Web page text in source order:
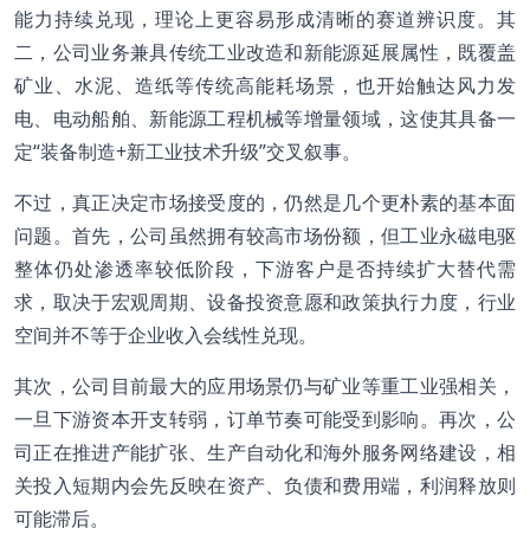
能力持续兑现，理论上更容易形成清晰的赛道辨识度。其
二，公司业务兼具传统工业改造和新能源延展属性，既覆盖
矿业、水泥、造纸等传统高能耗场景，也开始触达风力发
电、电动船舶、新能源工程机械等增量领域，这使其具备一
定“装备制造+新工业技术升级”交叉叙事。
不过，真正决定市场接受度的，仍然是几个更朴素的基本面
问题。首先，公司虽然拥有较高市场份额，但工业永磁电驱
整体仍处渗透率较低阶段，下游客户是否持续扩大替代需
求，取决于宏观周期、设备投资意愿和政策执行力度，行业
空间并不等于企业收入会线性兑现。
其次，公司目前最大的应用场景仍与矿业等重工业强相关，
一旦下游资本开支转弱，订单节奏可能受到影响。再次，公
司正在推进产能扩张、生产自动化和海外服务网络建设，相
关投入短期内会先反映在资产、负债和费用端，利润释放则
可能滞后。